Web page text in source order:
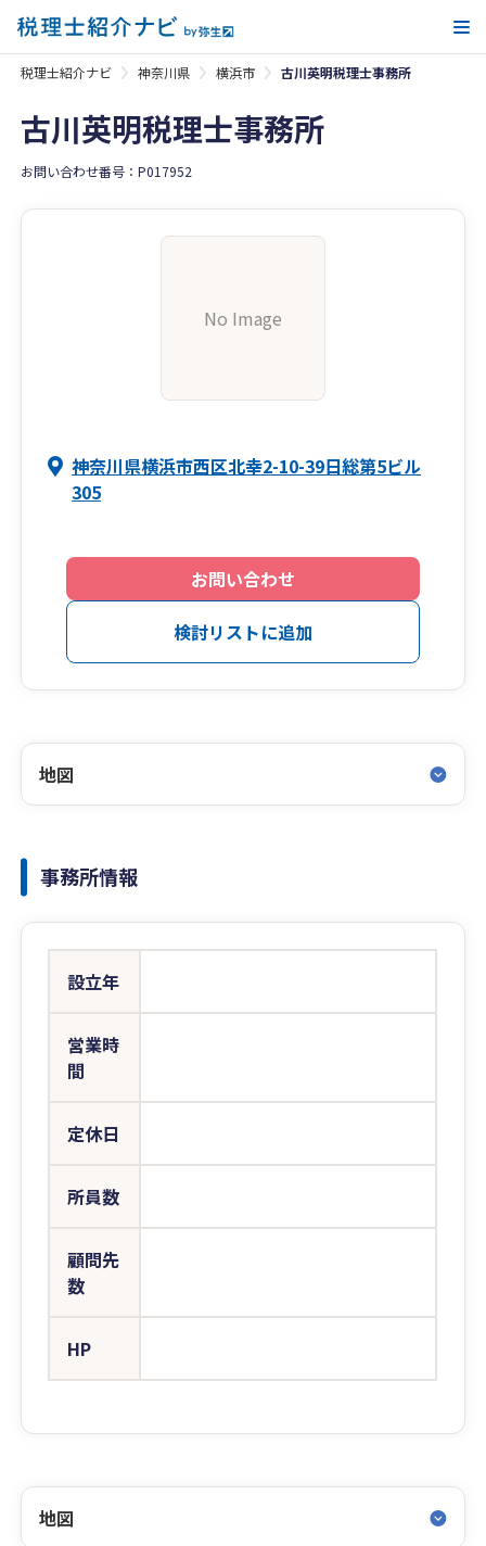
税理士紹介ナビ 神奈川県 横浜市 古川英明税理士事務所
古川英明税理士事務所
お問い合わせ番号：P017952
No Image
神奈川県横浜市西区北幸2-10-39日総第5ビル
305
お問い合わせ
検討リストに追加
地図
事務所情報
設立年
営業時
間
定休日
所員数
顧問先
数
HP
地図